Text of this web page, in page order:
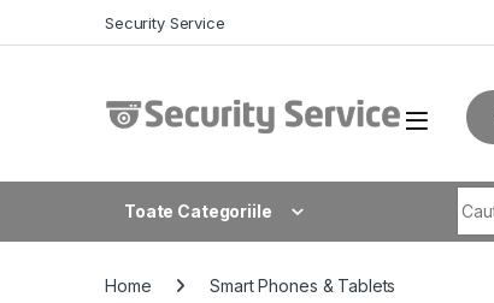
Security Service
Toate Categoriile
Home Smart Phones & Tablets